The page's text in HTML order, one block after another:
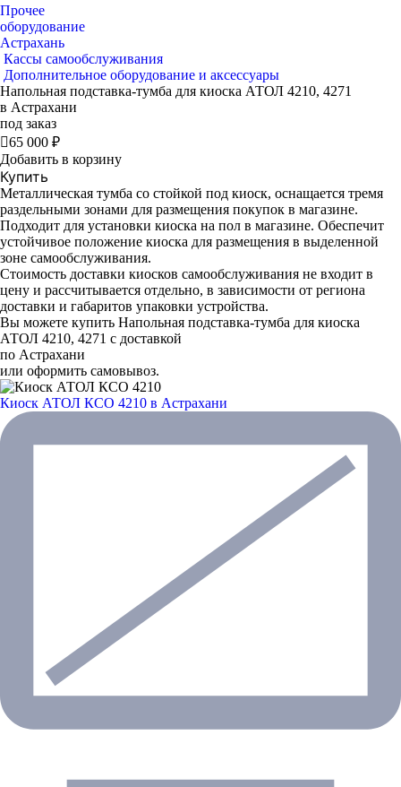
Прочее
оборудование
Астрахань
Кассы самообслуживания
Дополнительное оборудование и аксессуары
Напольная подставка-тумба для киоска АТОЛ 4210, 4271
в Астрахани
под заказ
65 000 ₽
Добавить в корзину
Купить
Металлическая тумба со стойкой под киоск, оснащается тремя
раздельными зонами для размещения покупок в магазине.
Подходит для установки киоска на пол в магазине. Обеспечит
устойчивое положение киоска для размещения в выделенной
зоне самообслуживания.
Стоимость доставки киосков самообслуживания не входит в
цену и рассчитывается отдельно, в зависимости от региона
доставки и габаритов упаковки устройства.
Вы можете купить Напольная подставка-тумба для киоска
АТОЛ 4210, 4271 с доставкой
по Астрахани
или оформить самовывоз.
Киоск АТОЛ КСО 4210 в Астрахани